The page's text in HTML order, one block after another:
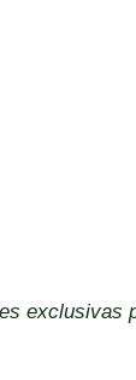
exclusivas